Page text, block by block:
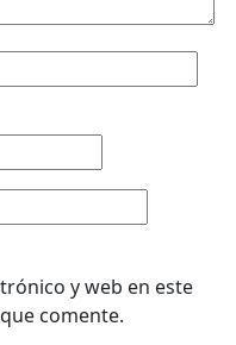
y web en este
comente.